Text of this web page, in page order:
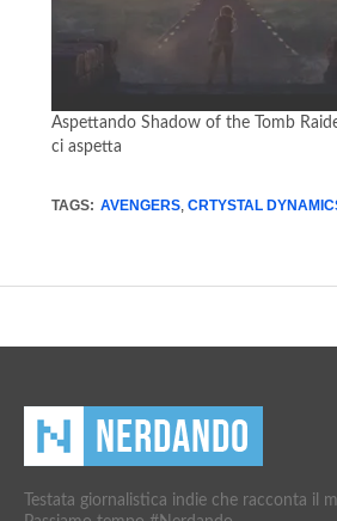
Aspettando Shadow of the Tomb
ci aspetta
TAGS: AVENGERS, CRTYSTAL
Testata giornalistica indie che racconta il